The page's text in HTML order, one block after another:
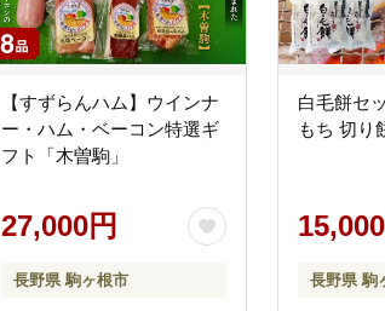
【すずらんハム】ウインナ
ー・ハム・ベーコン特選ギ
フト「木曽駒」
27,000円
長野県 駒ヶ根市
白毛餅セ
もち 切り
長野県 駒